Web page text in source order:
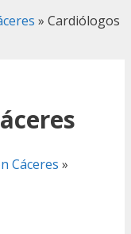
» Cardiólogos
Cáceres »